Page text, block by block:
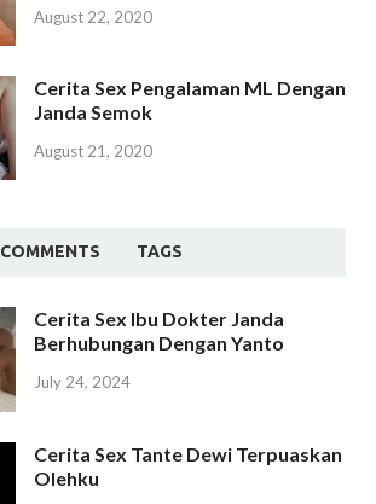
August 22, 2020
Cerita Sex Pengalaman ML Dengan
Janda Semok
August 21, 2020
COMMENTS TAGS
Cerita Sex Ibu Dokter Janda
Berhubungan Dengan Yanto
July 24, 2024
Cerita Sex Tante Dewi Terpuaskan
Olehku